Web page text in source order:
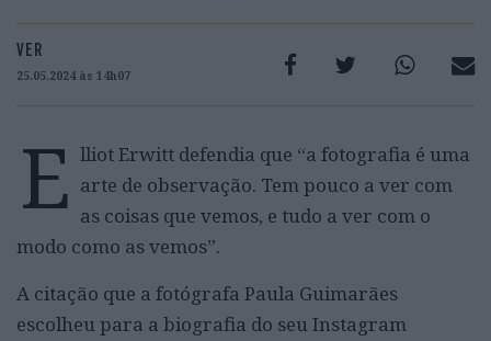
VER
25.05.2024 às 14h07
E lliot Erwitt defendia que “a fotografia é uma
arte de observação. Tem pouco a ver com
as coisas que vemos, e tudo a ver com o
modo como as vemos”.
A citação que a fotógrafa Paula Guimarães
escolheu para a biografia do seu Instagram